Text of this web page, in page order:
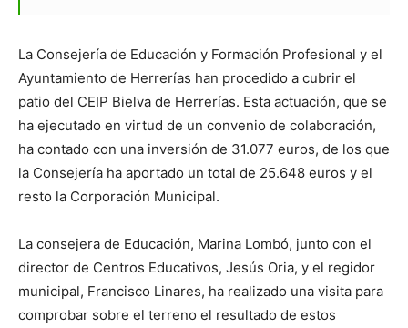
La Consejería de Educación y Formación Profesional y el
Ayuntamiento de Herrerías han procedido a cubrir el
patio del CEIP Bielva de Herrerías. Esta actuación, que se
ha ejecutado en virtud de un convenio de colaboración,
ha contado con una inversión de 31.077 euros, de los que
la Consejería ha aportado un total de 25.648 euros y el
resto la Corporación Municipal.
La consejera de Educación, Marina Lombó, junto con el
director de Centros Educativos, Jesús Oria, y el regidor
municipal, Francisco Linares, ha realizado una visita para
comprobar sobre el terreno el resultado de estos